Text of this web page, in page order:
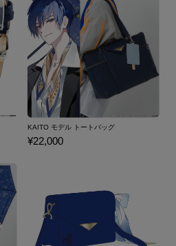
KAITO モデル トートバッグ
¥22,000